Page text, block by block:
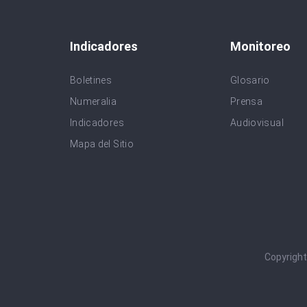
Indicadores
Boletines
Numeralia
Indicadores
Mapa del Sitio
Monitoreo
Glosario
Prensa
Audiovisual